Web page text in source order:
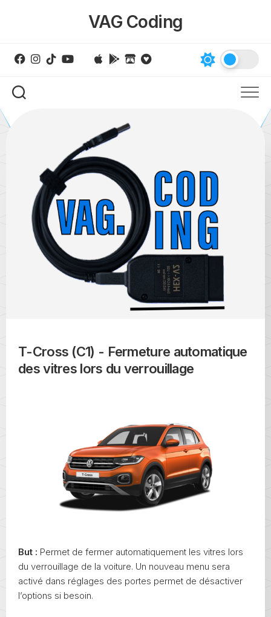
VAG Coding
T-Cross (C1) - Fermeture automatique
des vitres lors du verrouillage
But : Permet de fermer automatiquement les vitres lors
du verrouillage de la voiture. Un nouveau menu sera
activé dans réglages des portes permet de désactiver
l’options si besoin.